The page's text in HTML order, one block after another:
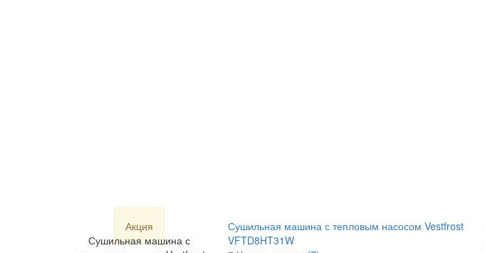
Акция
Сушильная машина с
Сушильная машина с тепловым насосом Vestfrost
VFTD8HT31W